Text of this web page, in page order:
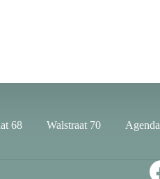
68 Walstraat 70 Agenda